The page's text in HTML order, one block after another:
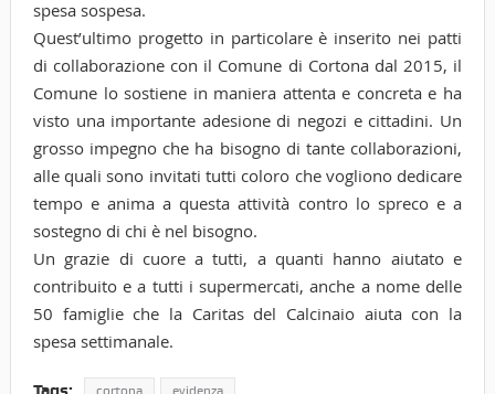
spesa sospesa.
Quest’ultimo progetto in particolare è inserito nei patti
di collaborazione con il Comune di Cortona dal 2015, il
Comune lo sostiene in maniera attenta e concreta e ha
visto una importante adesione di negozi e cittadini. Un
grosso impegno che ha bisogno di tante collaborazioni,
alle quali sono invitati tutti coloro che vogliono dedicare
tempo e anima a questa attività contro lo spreco e a
sostegno di chi è nel bisogno.
Un grazie di cuore a tutti, a quanti hanno aiutato e
contribuito e a tutti i supermercati, anche a nome delle
50 famiglie che la Caritas del Calcinaio aiuta con la
spesa settimanale.
cortona evidenza